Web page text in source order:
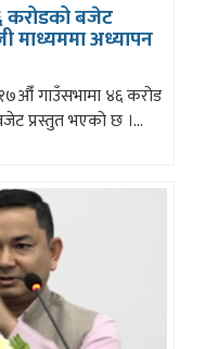
करोडको बजेट
माध्यममा अध्यापन
गाउँसभामा ४६ करोड
प्रस्तुत भएको छ ।...